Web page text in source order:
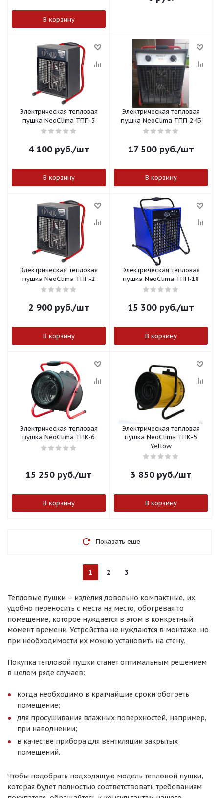
В корзину
Электрическая тепловая
пушка NeoClima ТПП-3
4 100руб./шт
В корзину
Электрическая тепловая
пушка NeoClima ТПП-24Б
17 500руб./шт
В корзину
Электрическая тепловая
пушка NeoClima ТПП-2
2 900руб./шт
В корзину
Электрическая тепловая
пушка NeoClima ТПП-18
15 300 руб./шт
В корзину
Электрическая тепловая
пушка NeoClima ТПК-6
15 250 руб./шт
В корзину
Электрическая тепловая
пушка NeoClima ТПК-5
Yellow
3 850руб./шт
В корзину
Показать еще
1 2 3
Тепловые пушки – изделия довольно компактные, их
удобно переносить с места на место, обогревая то
помещение, которое нуждается в этом в конкретный
момент времени. Устройства не нуждаются в монтаже, но
при необходимости их можно установить на стену.
Покупка тепловой пушки станет оптимальным решением
в целом ряде случаев:
когда необходимо в кратчайшие сроки обогреть
помещение;
для просушивания влажных поверхностей, например,
при наводнении;
в качестве прибора для вентиляции закрытых
помещений.
Чтобы подобрать подходящую модель тепловой пушки,
которая будет полностью соответствовать требованиям